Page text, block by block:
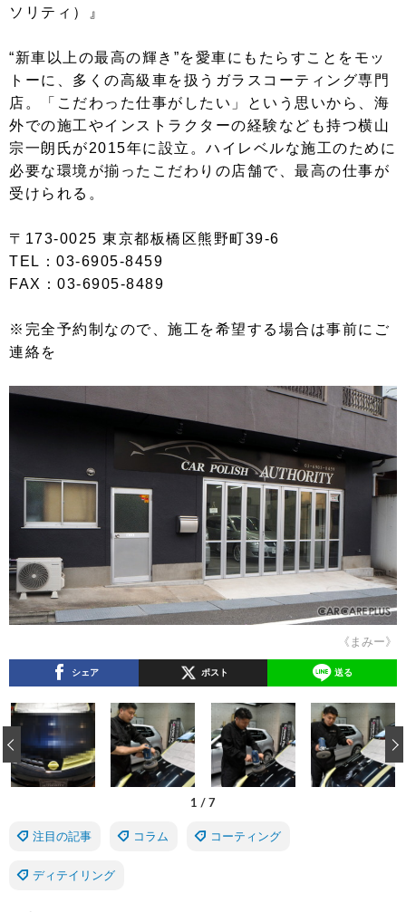
ソリティ）』
“新車以上の最高の輝き”を愛車にもたらすことをモッ
トーに、多くの高級車を扱うガラスコーティング専門
店。「こだわった仕事がしたい」という思いから、海
外での施工やインストラクターの経験なども持つ横山
宗一朗氏が2015年に設立。ハイレベルな施工のために
必要な環境が揃ったこだわりの店舗で、最高の仕事が
受けられる。
〒173-0025 東京都板橋区熊野町39-6
TEL：03-6905-8459
FAX：03-6905-8489
※完全予約制なので、施工を希望する場合は事前にご
連絡を
《まみー》
シェア ポスト 送る
1 / 7
‹
注目の記事 コラム コーティング
ディテイリング